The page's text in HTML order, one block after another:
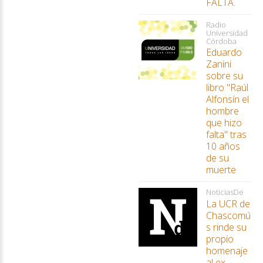
Radio
Universidad
Córdoba
Eduardo
Zanini
sobre su
libro "Raúl
Alfonsín el
hombre
que hizo
falta" tras
10 años
de su
muerte
NoticiasDe
La UCR de
Chascomú
s rinde su
propio
homenaje